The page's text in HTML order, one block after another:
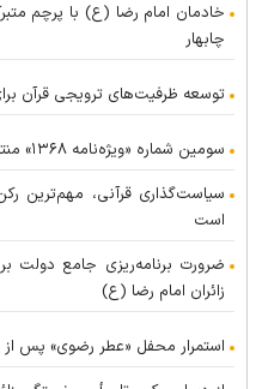
خادمان امام رضا (ع) با پرچم
چابهار
توسعه ظرفیت‌های ترویجی قرآن
سومین شماره «ویژه‌نامه ۱۳۶۸» منتشر شد
سیاست‌گذاری قرآنی، مهم‌ترین
است
ضرورت برنامه‌ریزی جامع دولت
زائران امام رضا (ع)
استمرار محفل «عطر رضوی» پس از ۱۵۵ شب در خمین